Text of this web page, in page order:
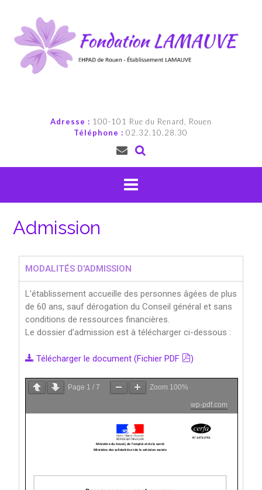
Adresse : 100-101 Rue du Renard, Rouen
Téléphone : 02.32.10.28.30
Admission
MODALITÉS D'ADMISSION
L’établissement accueille des personnes âgées de plus
de 60 ans, sauf dérogation du Conseil général et sans
conditions de ressources financières.
Le dossier d’admission est à télécharger ci-dessous :
Télécharger le document (Fichier PDF )
Page 1 / 7 Zoom 100%
wp-pdf.com